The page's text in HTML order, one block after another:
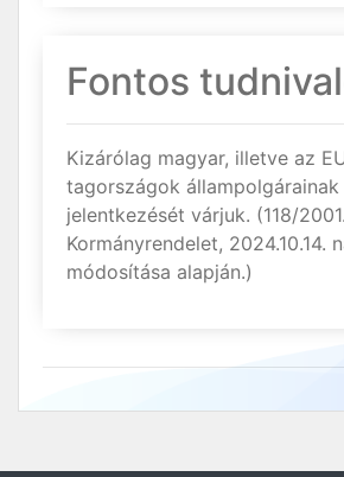
Fontos
Kizárólag magyar, illetve az
tagországok állampolgárainak
jelentkezését várjuk. (118/
Kormányrendelet, 2024.10.14.
módosítása alapján.)